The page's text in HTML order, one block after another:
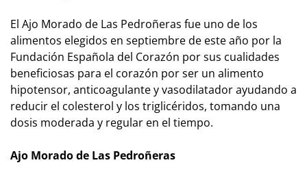
El Ajo Morado de Las Pedroñeras fue uno de los
alimentos elegidos en septiembre de este año por la
Fundación Española del Corazón por sus cualidades
beneficiosas para el corazón por ser un alimento
hipotensor, anticoagulante y vasodilatador ayudando a
reducir el colesterol y los triglicéridos, tomando una
dosis moderada y regular en el tiempo.
Ajo Morado de Las Pedroñeras